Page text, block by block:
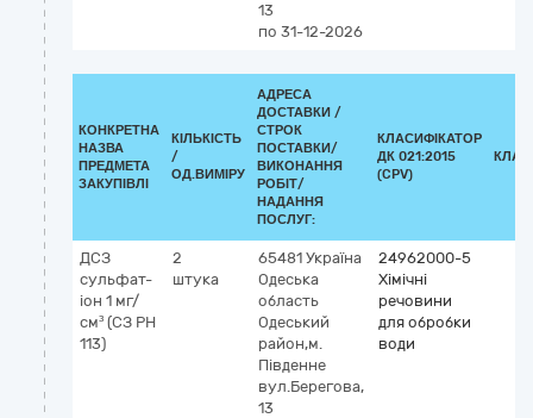
13
по 31-12-2026
КОНКРЕТНА
НАЗВА
ПРЕДМЕТА
ЗАКУПІВЛІ
КІЛЬКІСТЬ
/
ОД.ВИМІРУ
АДРЕСА
ДОСТАВКИ /
СТРОК
ПОСТАВКИ/
ВИКОНАННЯ
РОБІТ/
НАДАННЯ
ПОСЛУГ:
КЛАСИФІКАТОР
ДК 021:2015
(CPV)
ДСЗ
сульфат-
іон 1 мг/
см³ (СЗ РН
113)
2
штука
65481 Україна
Одеська
область
Одеський
район,м.
Південне
вул.Берегова,
13
24962000-5
Хімічні
речовини
для обробки
води